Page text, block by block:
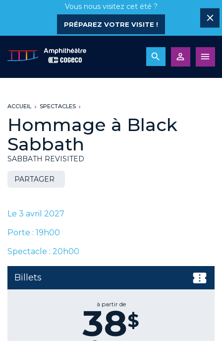
Vous nous visitez cet été ?
PRÉPAREZ VOTRE VISITE !
ACCUEIL SPECTACLES
Hommage à Black
Sabbath
SABBATH REVISITED
PARTAGER
Le 3 avril 2027
Porte : 19h00
Spectacle : 20h00
Billets
à partir de
38$